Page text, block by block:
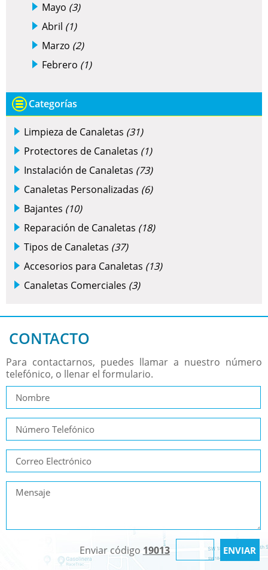
Mayo (3)
Abril (1)
Marzo (2)
Febrero (1)
Categorías
Limpieza de Canaletas (31)
Protectores de Canaletas (1)
Instalación de Canaletas (73)
Canaletas Personalizadas (6)
Bajantes (10)
Reparación de Canaletas (18)
Tipos de Canaletas (37)
Accesorios para Canaletas (13)
Canaletas Comerciales (3)
CONTACTO
Para contactarnos, puedes llamar a nuestro número
telefónico, o llenar el formulario.
Enviar código 19013